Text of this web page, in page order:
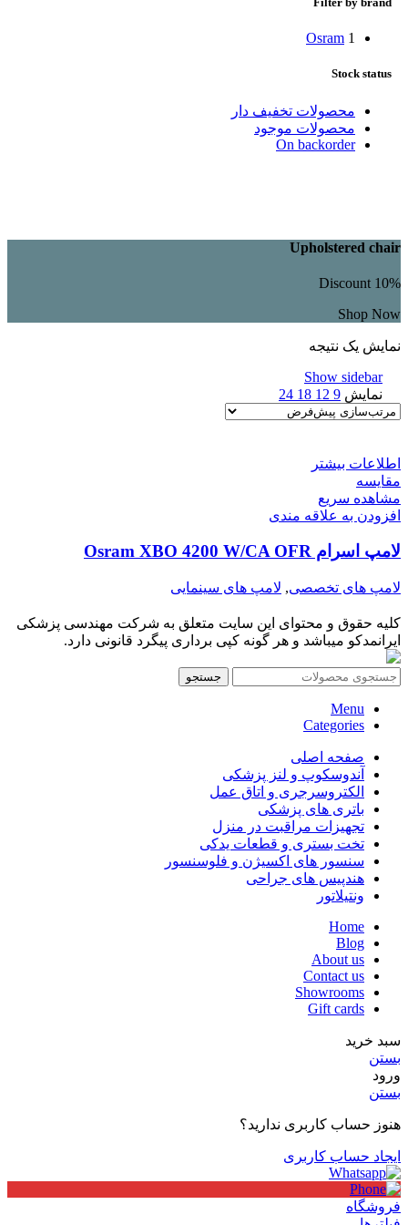
Osram 1
Stock status
محصولات تخفیف دار
محصولات موجود
On backorder
Upholstered chair
Discount 10%
Shop Now
نمایش یک نتیجه
Show sidebar
نمایش 9
12
18
24
اطلاعات بیشتر
مقایسه
مشاهده سریع
افزودن به علاقه مندی
لامپ اسرام Osram XBO 4200 W/CA OFR
لامپ های تخصصی, لامپ های سینمایی
کلیه حقوق و محتوای این سایت متعلق به شرکت مهندسی پزشکی
ایرانمدکو میباشد و هر گونه کپی برداری پیگرد قانونی دارد.
جستجو
Menu
Categories
صفحه اصلی
آندوسکوپ و لنز پزشکی
الکتروسرجری و اتاق عمل
باتری های پزشکی
تجهیزات مراقبت در منزل
تخت بستری و قطعات یدکی
سنسور های اکسیژن و فلوسنسور
هندپیس های جراحی
ونتیلاتور
Home
Blog
About us
Contact us
Showrooms
Gift cards
سبد خرید
بستن
ورود
بستن
هنوز حساب کاربری ندارید؟
ایجاد حساب کاربری
فروشگاه